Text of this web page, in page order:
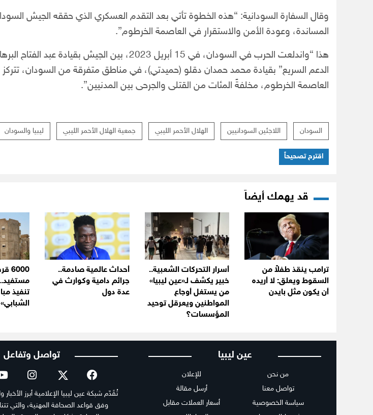
وقال السفارة السودانية: “هذه الخطوة تأتي بعد التقدم العسكري الذي حققه الجيش
المساندة، وعودة الأمن والاستقرار في العاصمة الخرطوم”.
هذا “واندلعت الحرب في السودان، في 15 أبريل 2023، بين الجيش بقيادة
الدعم السريع” بقيادة محمد حمدان دقلو (حميدتي)، في مناطق متفرقة من السودان،
العاصمة الخرطوم، مخلفةً المئات من القتلى والجرحى بين المدنيين”.
السودان اللاجئين السودانيين الهلال الأحمر الليبي جمعية الهلال الأحمر الليبي ليبيا والسودان
اقترح تصحيحاً
قد يهمك أيضاً
ترامب ينقذ طفلاً من
السقوط ويعلق: لا أريده
أن يكون مثل بايدن
أسرار التحركات الشعبية..
خبير يكشف لـ«عين ليبيا»
من يستغل أوجاع
المواطنين ويعرقل توحيد
المؤسسات؟
أحداث عالمية صادمة..
جرائم دامية وكوارث في
عدة دول
تنفيذ
الشبابي»
عين ليبيا
من نحن
تواصل معنا
سياسة الخصوصية
للإعلان
أرسل مقالة
أسعار العملات مقابل
تواصل وتفاعل
تُقَدّم شبكة عين ليبيا الإعلامية أبرز
وفق قواعد الصحافة المهنية، والتي